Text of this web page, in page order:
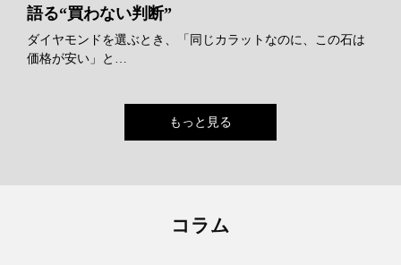
語る“買わない判断”
ダイヤモンドを選ぶとき、「同じカラットなのに、この石は
価格が安い」と…
もっと見る
コラム